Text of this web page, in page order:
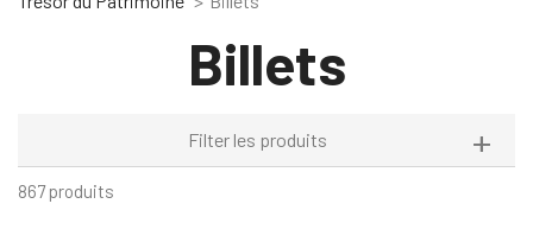
Billets
Filter les produits
867 produits